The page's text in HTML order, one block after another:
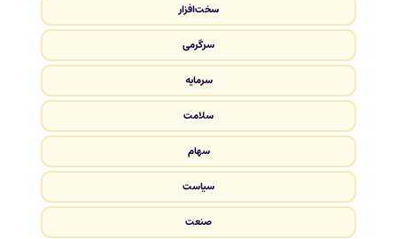
سخت‌افزار
سرگرمی
سرمایه
سلامت
سهام
سیاست
صنعت